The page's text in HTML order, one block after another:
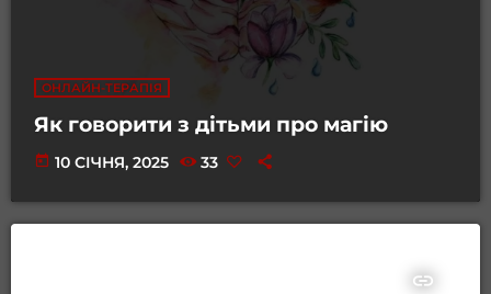
ОНЛАЙН-ТЕРАПІЯ
Як говорити з дітьми про магію
today 10 СІЧНЯ, 2025 33
insert_link